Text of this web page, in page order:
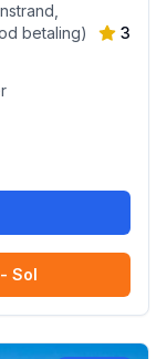
betaling)
3
Sol